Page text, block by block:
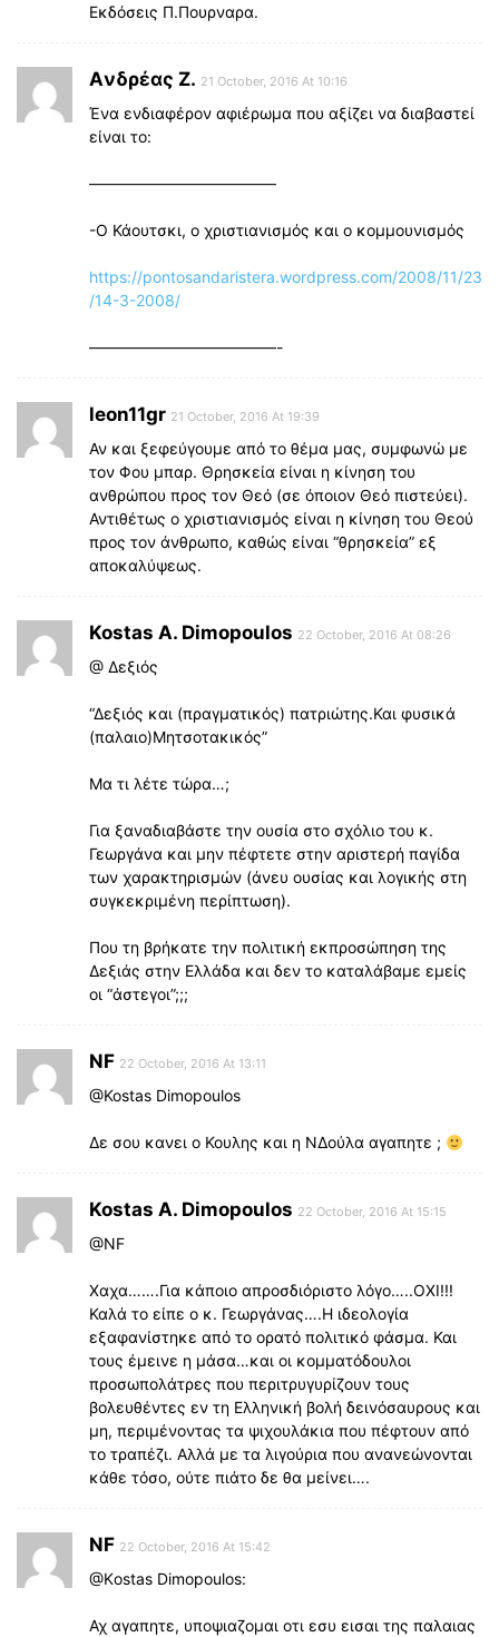
Εκδόσεις Π.Πουρναρα.
Aνδρέας Ζ. 21 October, 2016 At 10:16
Ένα ενδιαφέρον αφιέρωμα που αξίζει να διαβαστεί
είναι το:
————————————
-Ο Κάουτσκι, ο χριστιανισμός και ο κομμουνισμός
https://pontosandaristera.wordpress.com/2008/11/23
/14-3-2008/
————————————-
leon11gr 21 October, 2016 At 19:39
Αν και ξεφεύγουμε από το θέμα μας, συμφωνώ με
τον Φου μπαρ. Θρησκεία είναι η κίνηση του
ανθρώπου προς τον Θεό (σε όποιον Θεό πιστεύει).
Αντιθέτως ο χριστιανισμός είναι η κίνηση του Θεού
προς τον άνθρωπο, καθώς είναι “θρησκεία” εξ
αποκαλύψεως.
Kostas A. Dimopoulos 22 October, 2016 At 08:26
@ Δεξιός
“Δεξιός και (πραγματικός) πατριώτης.Και φυσικά
(παλαιο)Μητσοτακικός”
Μα τι λέτε τώρα…;
Για ξαναδιαβάστε την ουσία στο σχόλιο του κ.
Γεωργάνα και μην πέφτετε στην αριστερή παγίδα
των χαρακτηρισμών (άνευ ουσίας και λογικής στη
συγκεκριμένη περίπτωση).
Που τη βρήκατε την πολιτική εκπροσώπηση της
Δεξιάς στην Ελλάδα και δεν το καταλάβαμε εμείς
οι “άστεγοι”;;;
NF 22 October, 2016 At 13:11
@Kostas Dimopoulos
Δε σου κανει ο Κουλης και η ΝΔούλα αγαπητε ;
Kostas A. Dimopoulos 22 October, 2016 At 15:15
@NF
Χαχα…….Για κάποιο απροσδιόριστο λόγο…..ΟΧΙ!!!
Καλά το είπε ο κ. Γεωργάνας….Η ιδεολογία
εξαφανίστηκε από το ορατό πολιτικό φάσμα. Και
τους έμεινε η μάσα…και οι κομματόδουλοι
προσωπολάτρες που περιτρυγυρίζουν τους
βολευθέντες εν τη Ελληνική βολή δεινόσαυρους και
μη, περιμένοντας τα ψιχουλάκια που πέφτουν από
το τραπέζι. Αλλά με τα λιγούρια που ανανεώνονται
κάθε τόσο, ούτε πιάτο δε θα μείνει….
NF 22 October, 2016 At 15:42
@Κostas Dimopoulos:
Αχ αγαπητε, υποψιαζομαι οτι εσυ εισαι της παλαιας